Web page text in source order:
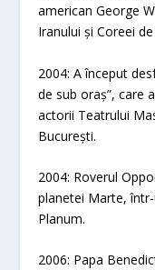
american George
Iranului și Coreei
2004: A început
de sub oraș”, care
actorii Teatrului
București.
2004: Roverul
planetei Marte,
Planum.
2006: Papa